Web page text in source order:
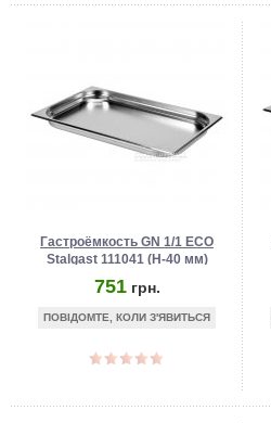
Гастроёмкость GN 1/1 ECO
Stalgast 111041 (Н-40 мм)
751 грн.
ПОВІДОМТЕ, КОЛИ З'ЯВИТЬСЯ